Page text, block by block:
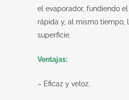
el evaporador, fundiendo
rápida y, al mismo tiempo,
superficie.
Ventajas:
– Eficaz y veloz.